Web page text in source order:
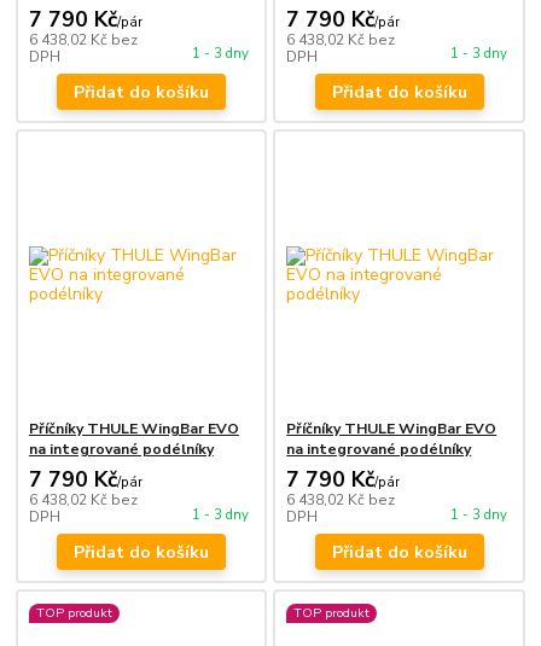
7 790 Kč/pár
6 438,02 Kč bez
DPH
1 - 3 dny
Přidat do košíku
7 790 Kč/pár
6 438,02 Kč bez
DPH
1 - 3 dny
Přidat do košíku
Příčníky THULE WingBar EVO
na integrované podélníky
7 790 Kč/pár
6 438,02 Kč bez
DPH
1 - 3 dny
Přidat do košíku
Příčníky THULE WingBar EVO
na integrované podélníky
7 790 Kč/pár
6 438,02 Kč bez
DPH
1 - 3 dny
Přidat do košíku
TOP produkt TOP produkt